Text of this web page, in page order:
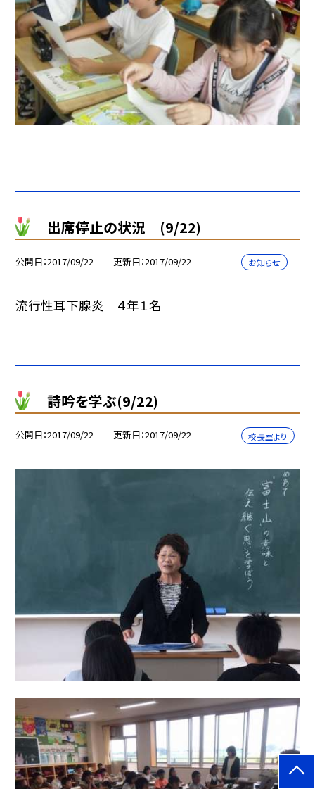
出席停止の状況 (9/22)
公開日 2017/09/22 更新日 2017/09/22 お知らせ
流行性耳下腺炎 ４年１名
詩吟を学ぶ(9/22)
公開日 2017/09/22 更新日 2017/09/22 校長室より